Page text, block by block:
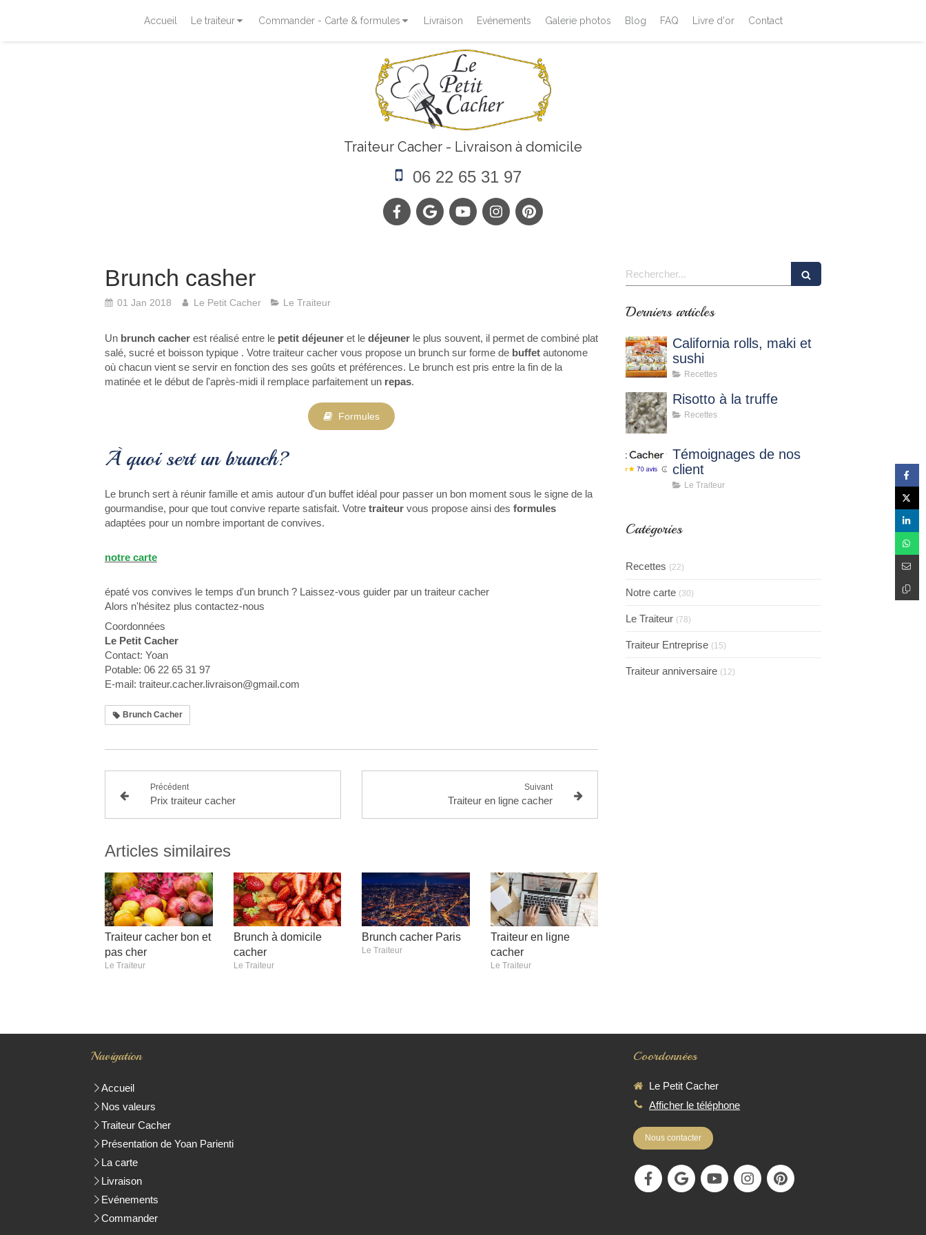
Accueil Le traiteur Commander - Carte & formules Livraison Evénements Galerie photos Blog FAQ Livre d'or Contact
Traiteur Cacher - Livraison à domicile
06 22 65 31 97
Brunch casher
01 Jan 2018 Le Petit Cacher Le Traiteur
Un brunch cacher est réalisé entre le petit déjeuner et le déjeuner le plus souvent, il permet de combiné plat
salé, sucré et boisson typique . Votre traiteur cacher vous propose un brunch sur forme de buffet autonome
où chacun vient se servir en fonction des ses goûts et préférences. Le brunch est pris entre la fin de la
matinée et le début de l'après-midi il remplace parfaitement un repas.
Formules
À quoi sert un brunch?
Le brunch sert à réunir famille et amis autour d'un buffet idéal pour passer un bon moment sous le signe de la
gourmandise, pour que tout convive reparte satisfait. Votre traiteur vous propose ainsi des formules
adaptées pour un nombre important de convives.
notre carte
épaté vos convives le temps d'un brunch ? Laissez-vous guider par un traiteur cacher
Alors n'hésitez plus contactez-nous
Coordonnées
Le Petit Cacher
Contact: Yoan
Potable: 06 22 65 31 97
E-mail: traiteur.cacher.livraison@gmail.com
Brunch Cacher
Précédent
Prix traiteur cacher
Suivant
Traiteur en ligne cacher
Articles similaires
Traiteur cacher bon et
pas cher
Le Traiteur
Brunch à domicile
cacher
Le Traiteur
Brunch cacher Paris
Le Traiteur
Traiteur en ligne
cacher
Le Traiteur
Rechercher
Derniers articles
California rolls, maki et
sushi
Recettes
Risotto à la truffe
Recettes
Témoignages de nos
client
Le Traiteur
Catégories
Recettes (22)
Notre carte (30)
Le Traiteur (78)
Traiteur Entreprise (15)
Traiteur anniversaire (12)
Navigation
Accueil
Nos valeurs
Traiteur Cacher
Présentation de Yoan Parienti
La carte
Livraison
Evénements
Commander
Coordonnées
Le Petit Cacher
Afficher le téléphone
Nous contacter